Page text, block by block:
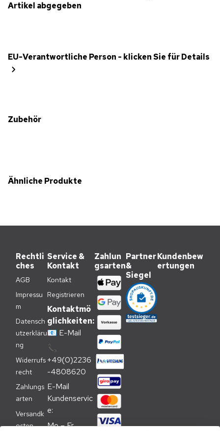
Artikel abgegeben
EU-Verantwortliche Person - klicken Sie für Details
Zubehör
Ähnliche Produkte
Rechtli
ches
AGB
Impressu
m
Datensch
utzerkläru
ng
Widerrufs
recht
Zahlungs
arten
Versandk
osten
Service &
Kontakt
Kontakt
Registrieren
Kontaktmö
glichkeiten:
📧 E-Mail
📞
+49(0)2236
-4808620
E-Mail
Kundenservic
e:
Mo – Fr
Zahlun
gsarten
Partner
&
Siegel
Kundenbew
ertungen